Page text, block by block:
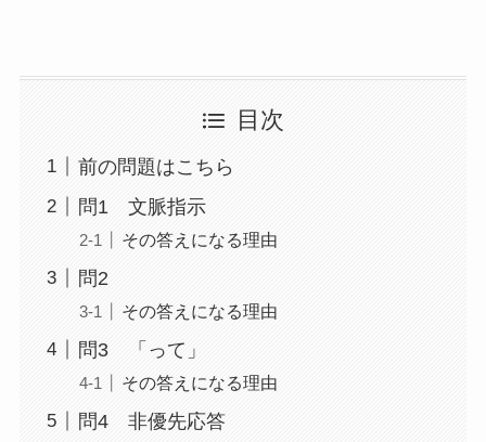
目次
前の問題はこちら
問1 文脈指示
その答えになる理由
問2
その答えになる理由
問3 「って」
その答えになる理由
問4 非優先応答